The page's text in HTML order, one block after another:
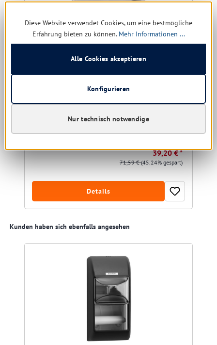
Tork T2 Spender für Mini Jumbo Toilettenpapier
39,20 € *
71,59 €(45.24% gespart)
Details
Produktgalerie überspringen
Kunden haben sich ebenfalls angesehen
Diese Website verwendet Cookies, um eine bestmögliche
Erfahrung bieten zu können. Mehr Informationen ...
Nur technisch notwendige
Konfigurieren
Alle Cookies akzeptieren